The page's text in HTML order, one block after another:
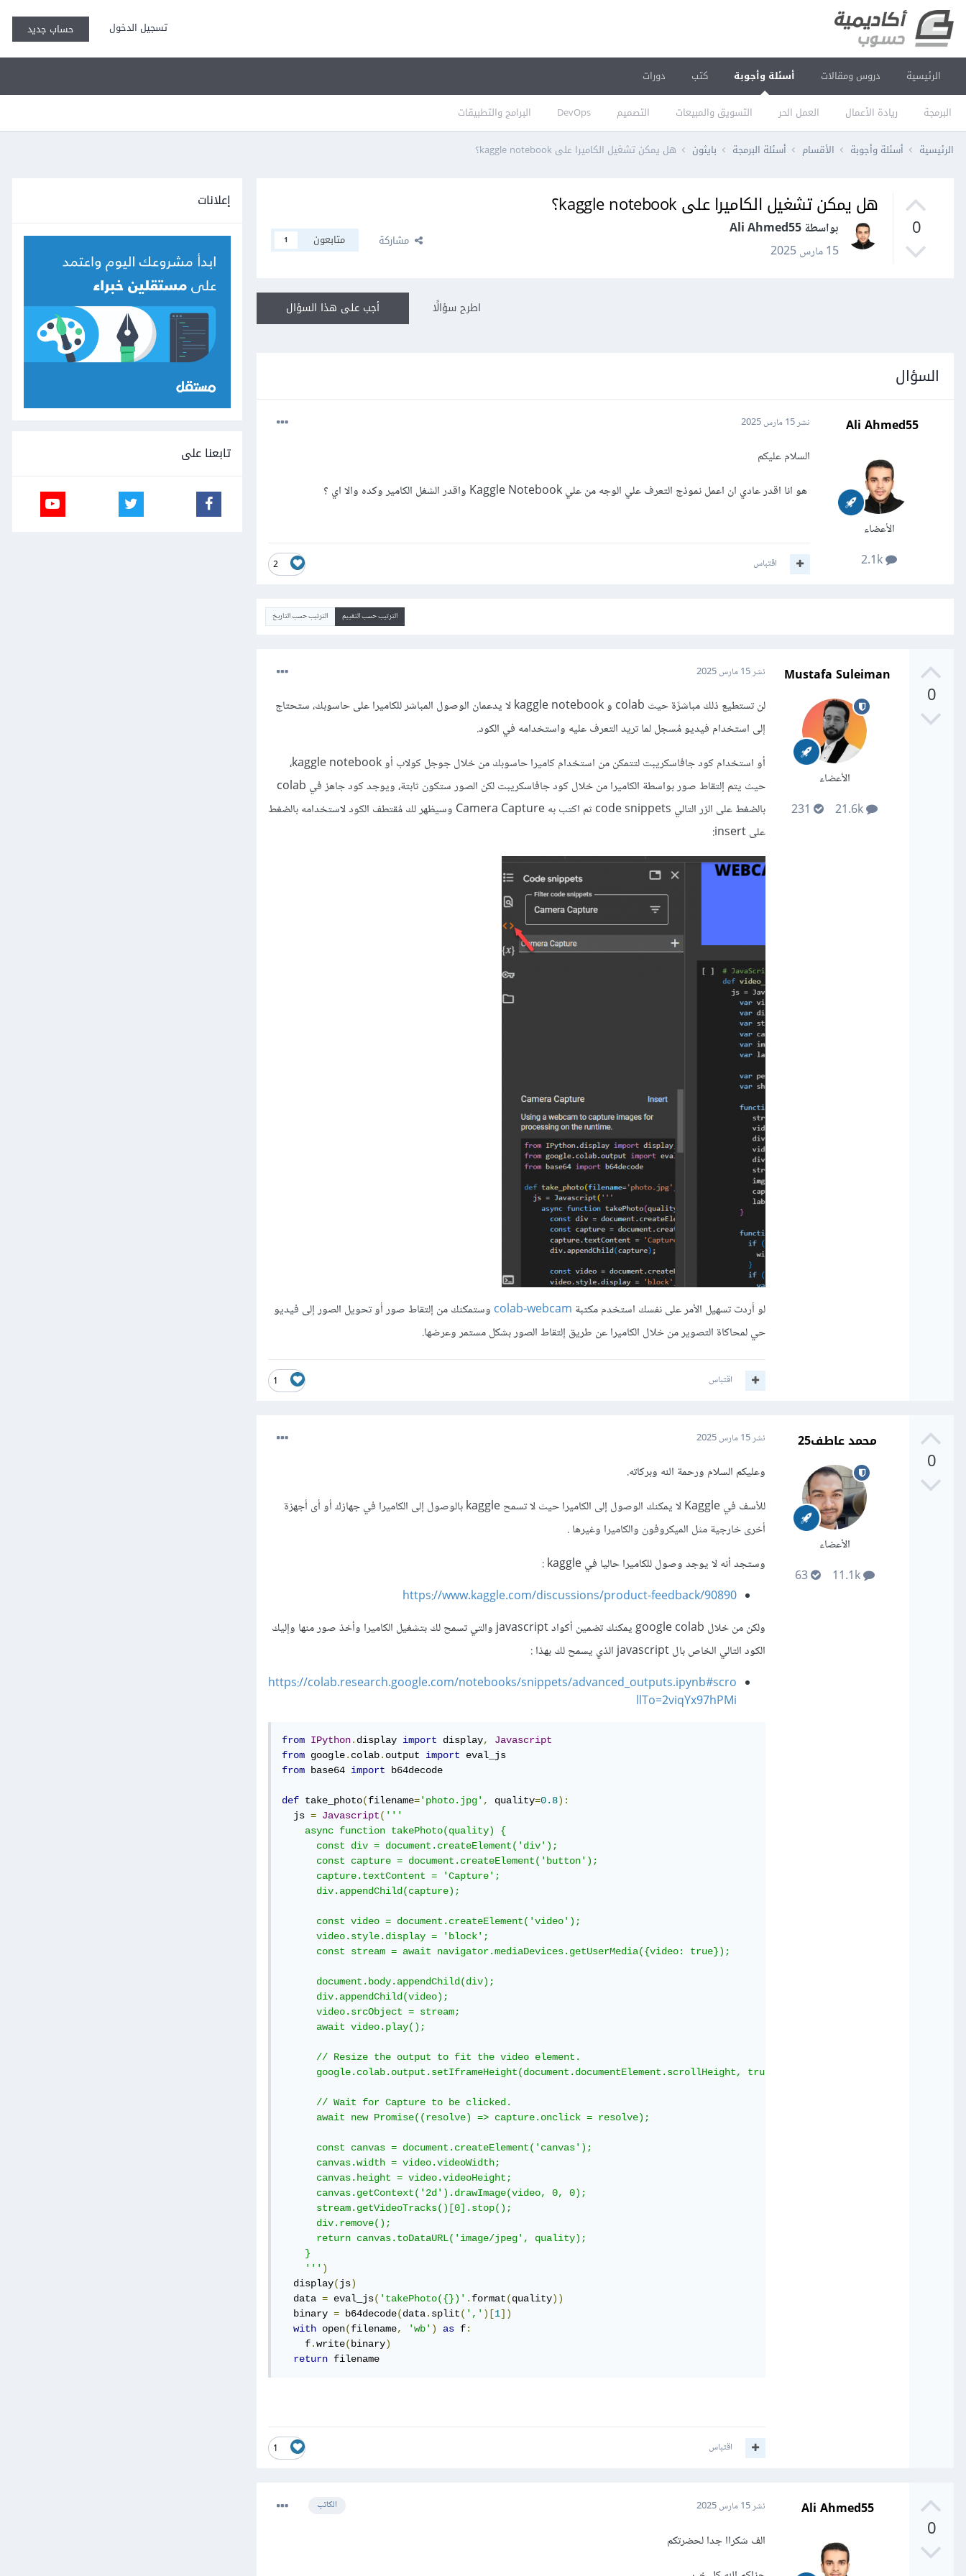
تسجيل الدخول حساب جديد
الرئيسية دروس ومقالات أسئلة وأجوبة
البرمجة ريادة الأعمال العمل الحر التسويق والمبيعات التصميم DevOps البرامج والتطبيقات
كتب دورات
الرئيسية أسئلة وأجوبة الأقسام أسئلة البرمجة بايثون هل يمكن تشغيل الكاميرا على kaggle notebook؟
0
هل يمكن تشغيل الكاميرا على kaggle notebook؟
بواسطة Ali Ahmed55
15 مارس 2025
مشاركة متابعون 1
أجب على هذا السؤال اطرح سؤالًا
السؤال
Ali Ahmed55
الأعضاء
نشر15 مارس 2025
السلام عليكم
هو انا اقدر عادي ان اعمل نموذج التعرف علي الوجه من علي Kaggle Notebook واقدر الشغل الكامير وكده والا اي ؟
2 اقتباس
الترتيب حسب التقييم الترتيب حسب التاريخ
0
Mustafa Suleiman
الأعضاء
نشر15 مارس 2025
لن تستطيع ذلك مباشرًة حيث colab و kaggle notebook لا يدعمان الوصول المباشر للكاميرا على حاسوبك، ستحتاج
إلى استخدام فيديو مُسجل لما تريد التعرف عليه واستخدامه في الكود.
أو استخدام كود جافاسكريبت لتتمكن من استخدام كاميرا حاسوبك من خلال جوجل كولاب أو kaggle notebook،
حيث يتم إلتقاط صور بواسطة الكاميرا من خلال كود جافاسكريبت لكن الصور ستكون ثابتة، ويوجد كود جاهز في colab
بالضغط على الزر التالي code snippets ثم اكتب به Camera Capture وسيظهر لك مُقتطف الكود لاستخدامه بالضغط
على insert:
لو أردت تسهيل الأمر على نفسك استخدم مكتبة
وستمكنك من إلتقاط صور أو تحويل الصور إلى فيديو
حي لمحاكاة التصوير من خلال الكاميرا عن طريق إلتقاط الصور بشكل مستمر وعرضها.
1 اقتباس
0
محمد عاطف25
الأعضاء
11.1k
63
نشر15 مارس 2025
وعليكم السلام ورحمة الله وبركاته.
للأسف في Kaggle لا يمكنك الوصول إلى الكاميرا حيث لا تسمح kaggle بالوصول إلى الكاميرا في جهازك أو أى أجهزة
أخرى خارجية مثل الميكروفون والكاميرا وغيرها .
وستجد أنه لا يوجد وصول للكاميرا حاليا في kaggle
:
https://www.kaggle.com/discussions/product-feedback/90890
ولكن من خلال google colab يمكنك تضمين أكواد javascript والتي تسمح لك بتشغيل الكاميرا وأخذ صور منها وإليك
الكود التالي الخاص بال javascript الذي يسمح لك بهذا
:
https://colab.research.google.com/notebooks/snippets/advanced_outputs.ipynb#scro
llTo=2viqYx97hPMi
from IPython. display import display,
Javascript
from google. colab. output import
from base64 import b64decode
def take_photo(filename='photo.jpg' , quality=0.8):
  js
= Javascript( '''
    async function takePhoto(quality) {
      const div = document.createElement('div');
      const capture = document.createElement('button');
      capture.textContent = 'Capture';
      div.appendChild(capture);
      const video = document.createElement('video');
      video.style.display = 'block';
      const stream = await navigator.mediaDevices.getUserMedia({video: true});
      document.body.appendChild(div);
      div.appendChild(video);
      video.srcObject = stream;
      await video.play();
      // Resize the output to fit the video element.
      google.colab.output.setIframeHeight(document.documentElement.scrollHeight, true);
      // Wait for Capture to be clicked.
      await new Promise((resolve) => capture.onclick = resolve);
      const canvas = document.createElement('canvas');
      canvas.width = video.videoWidth;
      canvas.height = video.videoHeight;
      canvas.getContext('2d').drawImage(video, 0, 0);
      stream.getVideoTracks()[0].stop();
      div.remove();
      return canvas.toDataURL('image/jpeg', quality);
    }
    '''
)
  display
(js)
  data
= eval_js( 'takePhoto({})' . format(quality))
  binary
= b64decode(data. split( ',' )[1])
with open(filename, 'wb' ) as f:
    f
.write(binary)
return filename
1 اقتباس
0
Ali Ahmed55 الكاتب نشر15 مارس 2025
الف شكراا جدا لحضرتكم
إعلانات
تابعنا على